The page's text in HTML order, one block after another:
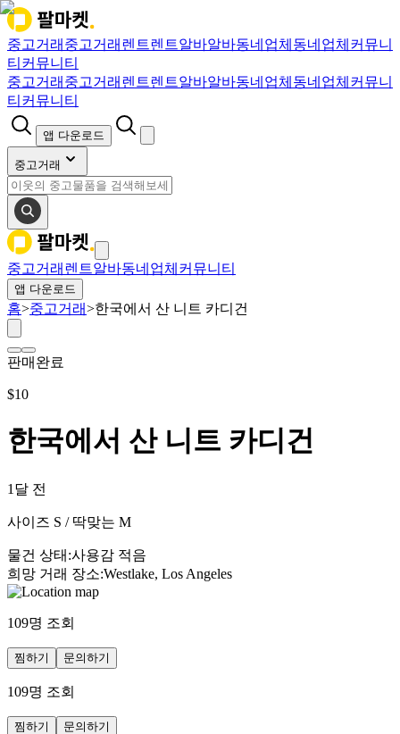
중고거래 중고거래 렌트렌트알바알바동네업체 동네업체 커뮤니
티 커뮤니티
중고거래 중고거래 렌트렌트알바알바동네업체 동네업체 커뮤니
티 커뮤니티
앱 다운로드
중고거래
중고거래 렌트알바동네업체 커뮤니티
앱 다운로드
홈>중고거래>한국에서 산 니트 카디건
판매완료
$10
한국에서 산 니트 카디건
1달 전
사이즈 S / 딱맞는 M
물건 상태 :사용감 적음
희망 거래 장소:Westlake, Los Angeles
109명 조회
찜하기 문의하기
109명 조회
찜하기 문의하기